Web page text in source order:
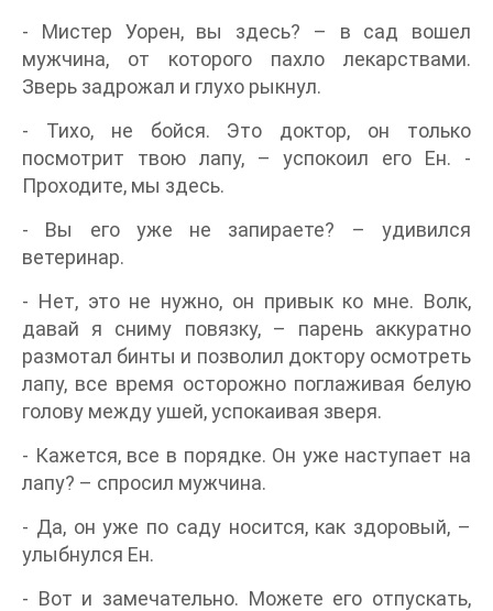
- Мистер Уорен, вы здесь? – в сад вошел
мужчина, от которого пахло лекарствами.
Зверь задрожал и глухо рыкнул.
- Тихо, не бойся. Это доктор, он только
посмотрит твою лапу, – успокоил его Ен. -
Проходите, мы здесь.
- Вы его уже не запираете? – удивился
ветеринар.
- Нет, это не нужно, он привык ко мне. Волк,
давай я сниму повязку, – парень аккуратно
размотал бинты и позволил доктору осмотреть
лапу, все время осторожно поглаживая белую
голову между ушей, успокаивая зверя.
- Кажется, все в порядке. Он уже наступает на
лапу? – спросил мужчина.
- Да, он уже по саду носится, как здоровый, –
улыбнулся Ен.
- Вот и замечательно. Можете его отпускать,